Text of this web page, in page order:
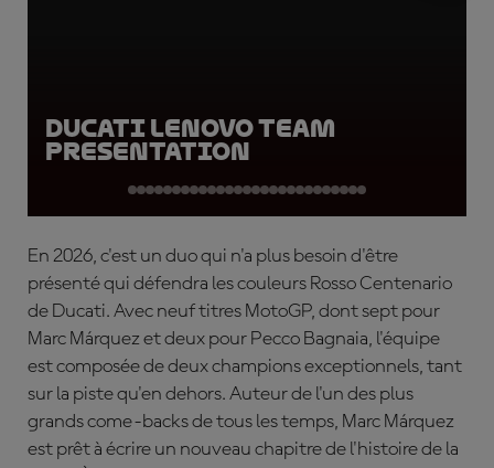
Ducati Lenovo Team
Presentation
En 2026, c'est un duo qui n'a plus besoin d'être
présenté qui défendra les couleurs Rosso Centenario
de Ducati. Avec neuf titres MotoGP, dont sept pour
Marc Márquez et deux pour Pecco Bagnaia, l'équipe
est composée de deux champions exceptionnels, tant
sur la piste qu'en dehors. Auteur de l'un des plus
grands come-backs de tous les temps, Marc Márquez
est prêt à écrire un nouveau chapitre de l'histoire de la